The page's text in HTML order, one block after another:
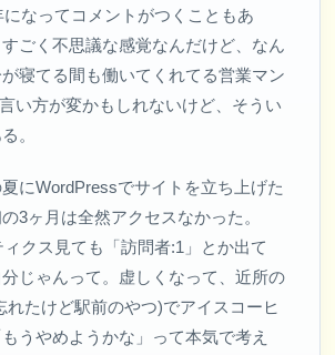
なってコメントがつくこともあ
ごく不思議な感覚なんだけど、なん
寝てる間も働いてくれてる営業マン
い方が変かもしれないけど、そうい
。
にWordPressでサイトを立ち上げた
3ヶ月は全然アクセスなかった。
クス見ても「訪問者:1」とか出て
じゃんって。虚しくなって、近所の
れたけど駅前のやつ)でアイスコーヒ
うやめようかな」って本気で考え